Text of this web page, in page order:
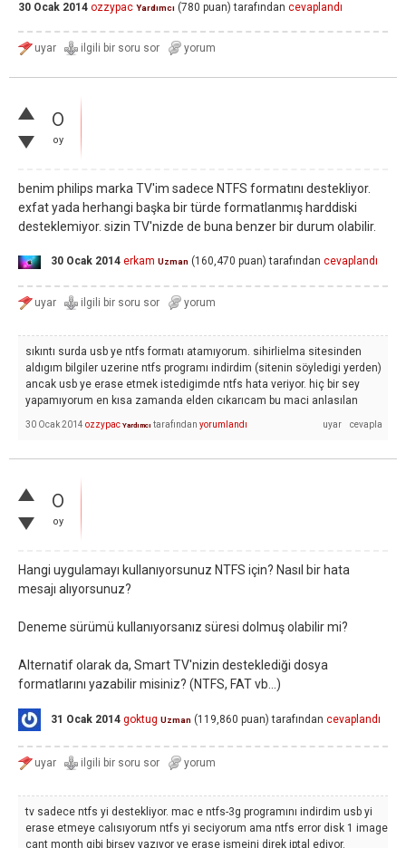
30 Ocak 2014 ozzypac Yardımcı (780 puan) tarafından cevaplandı
0
oy
benim philips marka TV'im sadece NTFS formatını destekliyor.
exfat yada herhangi başka bir türde formatlanmış harddiski
desteklemiyor. sizin TV'nizde de buna benzer bir durum olabilir.
30 Ocak 2014 erkam Uzman (160,470 puan) tarafından cevaplandı
sıkıntı surda usb ye ntfs formatı atamıyorum. sihirlielma sitesinden
aldıgım bilgiler uzerine ntfs programı indirdim (sitenin söyledigi yerden)
ancak usb ye erase etmek istedigimde ntfs hata veriyor. hiç bir sey
yapamıyorum en kısa zamanda elden cıkarıcam bu maci anlasılan
30 Ocak 2014 ozzypac Yardımcı tarafından yorumlandı
0
oy
Hangi uygulamayı kullanıyorsunuz NTFS için? Nasıl bir hata
mesajı alıyorsunuz?
Deneme sürümü kullanıyorsanız süresi dolmuş olabilir mi?
Alternatif olarak da, Smart TV'nizin desteklediği dosya
formatlarını yazabilir misiniz? (NTFS, FAT vb...)
31 Ocak 2014 goktug Uzman (119,860 puan) tarafından cevaplandı
tv sadece ntfs yi destekliyor. mac e ntfs-3g programını indirdim usb yi
erase etmeye calısıyorum ntfs yi seciyorum ama ntfs error disk 1 image
cant month gibi birşey yazıyor ve erase işmeini direk iptal ediyor.